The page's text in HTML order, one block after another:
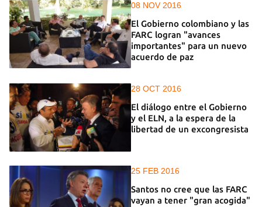
08 NOV 2016
El Gobierno colombiano y las
FARC logran "avances
importantes" para un nuevo
acuerdo de paz
28 OCT 2016
El diálogo entre el Gobierno
y el ELN, a la espera de la
libertad de un excongresista
25 FEB 2016
Santos no cree que las FARC
vayan a tener "gran acogida"